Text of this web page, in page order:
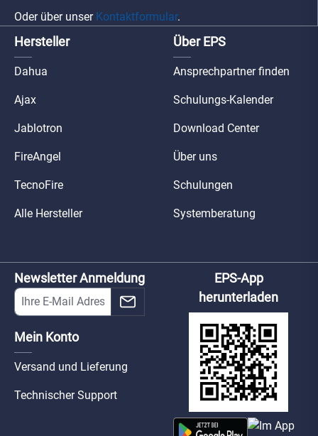
Oder über unser Kontaktformular.
Hersteller
Dahua
Ajax
Jablotron
FireAngel
TecnoFire
Alle Hersteller
Über EPS
Ansprechpartner finden
Schulungs-Kalender
Download Center
Über uns
Schulungen
Systemberatung
Newsletter Anmeldung
Mein Konto
Versand und Lieferung
Technischer Support
EPS-App
herunterladen